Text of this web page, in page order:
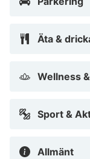
från Paris Expo
från Slottet i
Äta &
Wellness
Sport &
Allmänt